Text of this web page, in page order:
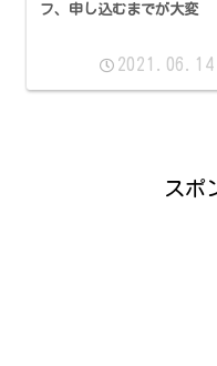
フ、申し込むまでが大変
2021.06.14
スポ